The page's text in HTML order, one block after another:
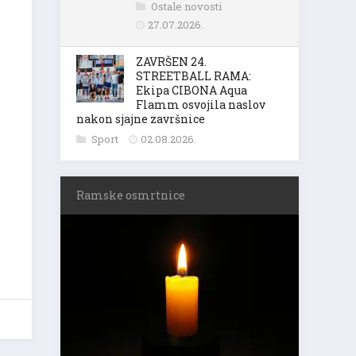
Ostale novosti
27.07.2026.
ZAVRŠEN 24.
STREETBALL RAMA:
Ekipa CIBONA Aqua
Flamm osvojila naslov
nakon sjajne završnice
Sport 02.08.2026.
Ramske osmrtnice